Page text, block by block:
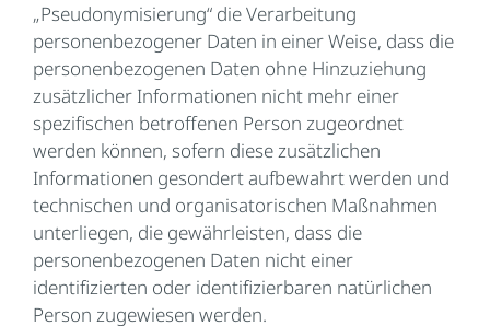
„Pseudonymisierung“ die Verarbeitung
personenbezogener Daten in einer Weise, dass die
personenbezogenen Daten ohne Hinzuziehung
zusätzlicher Informationen nicht mehr einer
spezifischen betroffenen Person zugeordnet
werden können, sofern diese zusätzlichen
Informationen gesondert aufbewahrt werden und
technischen und organisatorischen Maßnahmen
unterliegen, die gewährleisten, dass die
personenbezogenen Daten nicht einer
identifizierten oder identifizierbaren natürlichen
Person zugewiesen werden.